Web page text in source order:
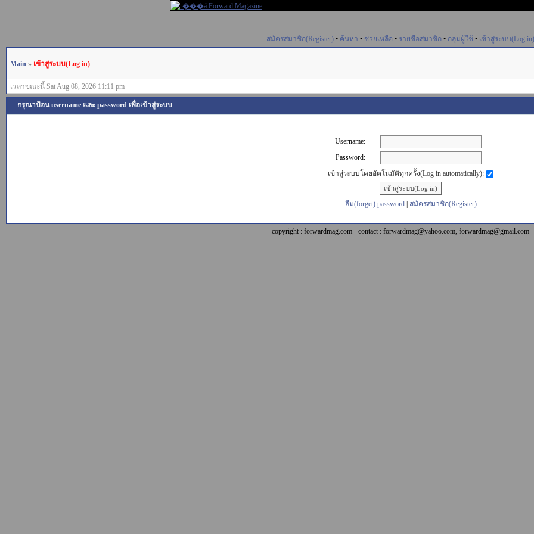
สมัครสมาชิก(Register) • ค้นหา • ช่วยเหลือ • รายชื่อสมาชิก • กลุ่มผู้ใช้ • เข้าสู่ระบบ(Log in)
Main » เข้าสู่ระบบ(Log in)
เวลาขณะนี้ Sat Aug 08, 2026 11:11 pm
กรุณาป้อน username และ password เพื่อเข้าสู่ระบบ
Username:
Password:
เข้าสู่ระบบโดยอัตโนมัติทุกครั้ง(Log in automatically):
ลืม(forget) password| สมัครสมาชิก(Register)
copyright : forwardmag.com - contact : forwardmag@yahoo.com, forwardmag@gmail.com